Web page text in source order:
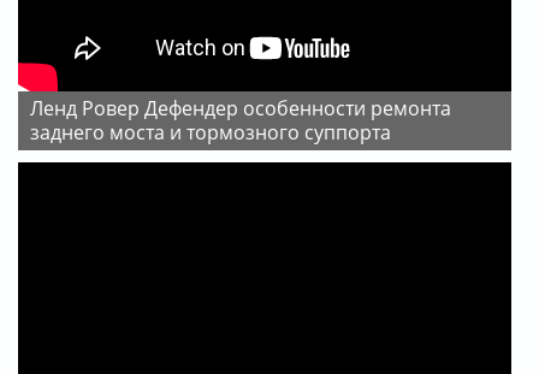
Ленд Ровер Дефендер особенности ремонта
заднего моста и тормозного суппорта